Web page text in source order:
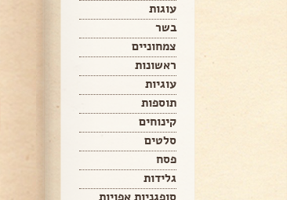
עוגות
בשר
צמחוניים
ראשונות
עוגיות
תוספות
קינוחים
סלטים
פסח
גלידות
סופגניות אפויות